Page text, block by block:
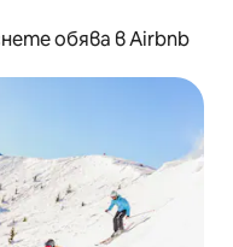
обява в Airbnb